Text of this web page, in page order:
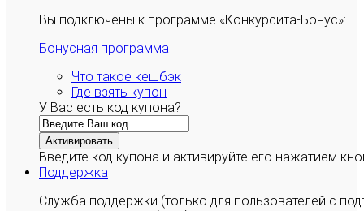
Вы подключены к программе «Конкурсита-Бонус»:
Бонусная программа
Что такое кешбэк
Где взять купон
У Вас есть код купона?
Активировать
Введите код купона и активируйте его нажатием
Поддержка
Служба поддержки (только для пользователей с